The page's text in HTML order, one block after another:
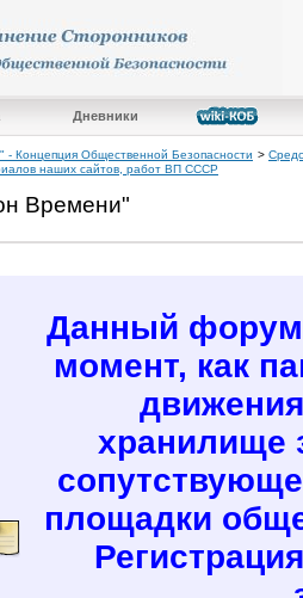
Дневники
Концепция Общественной Безопасности >
наших сайтов, работ ВП СССР
Времени"
Данный форум
момент, как
хранилище
площадки